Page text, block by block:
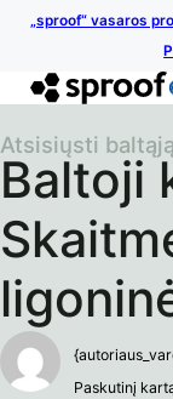
„sproof“ vasaros
Baltoji
Atsisiųsti
Paskutinį